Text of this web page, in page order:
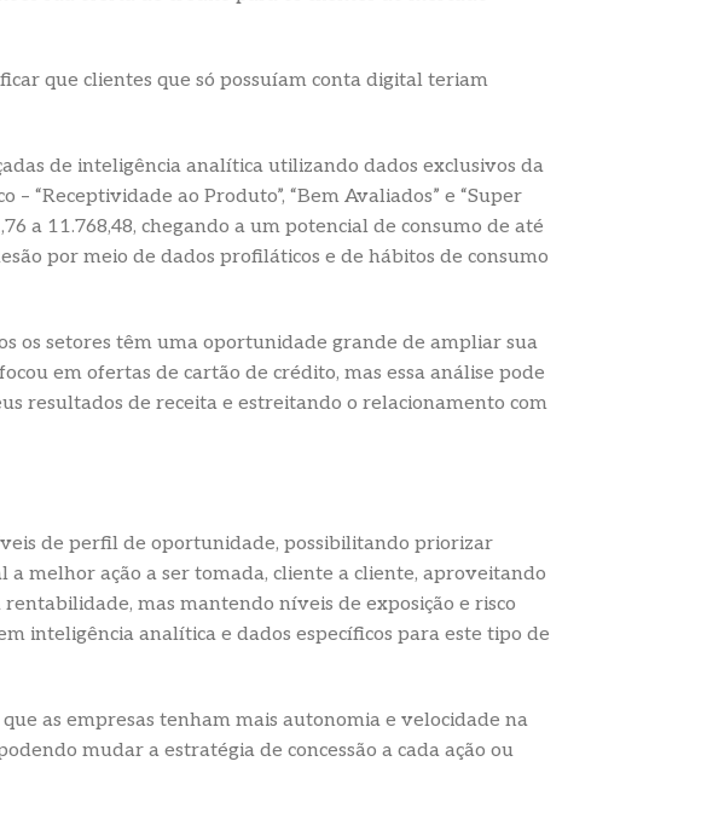
que clientes que só possuíam conta digital teriam
de inteligência analítica utilizando dados exclusivos da
“Receptividade ao Produto”, “Bem Avaliados” e “Super
a 11.768,48, chegando a um potencial de consumo de até
por meio de dados profiláticos e de hábitos de consumo
os setores têm uma oportunidade grande de ampliar sua
em ofertas de cartão de crédito, mas essa análise pode
resultados de receita e estreitando o relacionamento com
de perfil de oportunidade, possibilitando priorizar
melhor ação a ser tomada, cliente a cliente, aproveitando
mas mantendo níveis de exposição e risco
inteligência analítica e dados específicos para este tipo de
as empresas tenham mais autonomia e velocidade na
mudar a estratégia de concessão a cada ação ou